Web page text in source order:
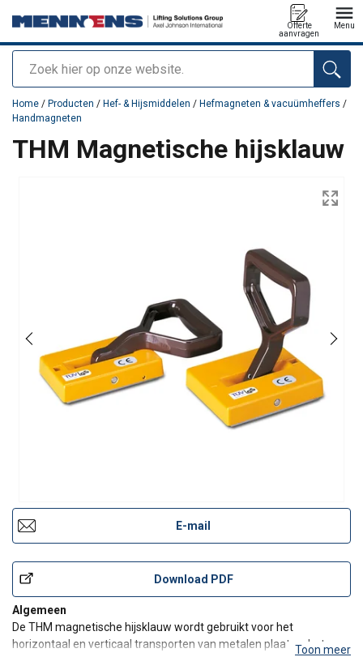
Zoeken
Offerte
aanvragen
Menu
toegevoegd aan uw offerte
Home / Producten / Hef- & Hijsmiddelen / Hefmagneten & vacuümheffers /
Handmagneten
THM Magnetische hijsklauw
E-mail
Download PDF
Algemeen
De THM magnetische hijsklauw wordt gebruikt voor het
horizontaal en verticaal transporten van metalen plaaten, hetToon meer